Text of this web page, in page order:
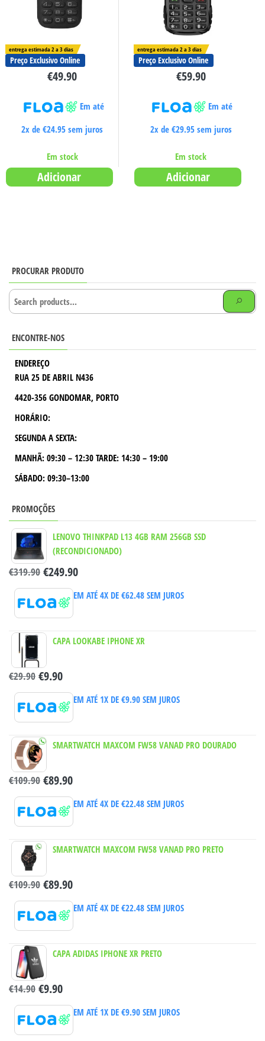
entrega estimada 2 a 3 dias
Preço Exclusivo Online
€49.90
Em até
2x de€24.95 sem juros
Em stock
Adicionar
entrega estimada 2 a 3 dias
Preço Exclusivo Online
€59.90
Em até
2x de €29.95sem juros
Em stock
Adicionar
PROCURAR PRODUTO
ENCONTRE-NOS
ENDEREÇO
RUA 25 DE ABRIL N436
4420-356 GONDOMAR, PORTO
HORÁRIO:
SEGUNDA A SEXTA:
MANHÃ: 09:30 – 12:30 TARDE: 14:30 – 19:00
SÁBADO: 09:30–13:00
PROMOÇÕES
LENOVO THINKPAD L13 4GB RAM 256GB SSD
(RECONDICIONADO)
€319.90 €249.90
EM ATÉ 4X DE €62.48SEM JUROS
CAPA LOOKABE IPHONE XR
€29.90 €9.90
EM ATÉ 1X DE €9.90SEM JUROS
SMARTWATCH MAXCOM FW58 VANAD PRO DOURADO
€109.90 €89.90
EM ATÉ 4X DE €22.48SEM JUROS
SMARTWATCH MAXCOM FW58 VANAD PRO PRETO
€109.90 €89.90
EM ATÉ 4X DE €22.48SEM JUROS
CAPA ADIDAS IPHONE XR PRETO
€14.90 €9.90
EM ATÉ 1X DE €9.90SEM JUROS